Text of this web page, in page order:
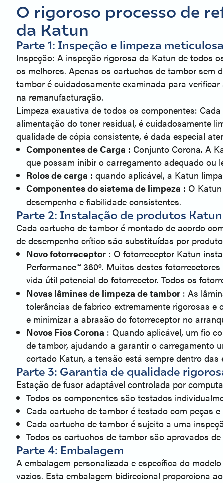
O rigoroso processo de
da Katun
Parte 1: Inspeção e limpeza
Inspeção: A inspeção rigorosa da Katun de todos
os melhores. Apenas os cartuchos de tambor sem
tambor é cuidadosamente examinada para
na remanufacturação.
Limpeza exaustiva de todos os componentes:
alimentação do toner residual, é cuidadosamente
qualidade de cópia consistente, é dada especial
Componentes de Carga : Conjunto Corona. A
que possam inibir o carregamento adequado
Rolos de carga : quando aplicável, a Katun
Componentes do sistema de limpeza : O
desempenho e fiabilidade consistentes.
Parte 2: Instalação de produtos
Cada cartucho de tambor é montado de acordo
de desempenho crítico são substituídas por
Novo fotorreceptor : O fotorreceptor Katun
Performance™ 360º. Muitos destes
vida útil potencial do fotorrecetor. Todos os
Novas lâminas de limpeza de tambor : As
tolerâncias de fabrico extremamente rigorosas
e minimizar a abrasão do fotorreceptor no
Novos Fios Corona : Quando aplicável, um fio
de tambor, ajudando a garantir o carregamento
cortado Katun, a tensão está sempre dentro
Parte 3: Garantia de qualidade
Estação de fusor adaptável controlada por
Todos os componentes são testados
Cada cartucho de tambor é testado com peças
Cada cartucho de tambor é sujeito a uma
Todos os cartuchos de tambor são aprovados
Parte 4: Embalagem
A embalagem personalizada e específica do
vazios. Esta embalagem bidirecional proporciona